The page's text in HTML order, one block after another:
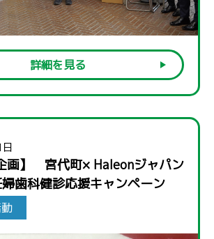
詳細を見る
画】 宮代町× Haleonジャパン
歯科健診応援キャンペーン